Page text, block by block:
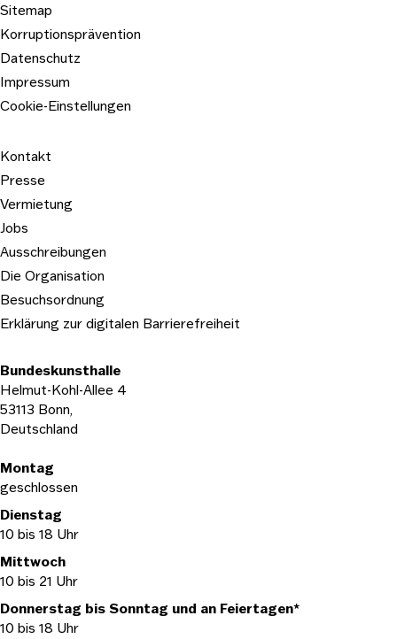
Sitemap
Korruptionsprävention
Datenschutz
Impressum
Cookie-Einstellungen
Kontakt
Presse
Vermietung
Jobs
Ausschreibungen
Die Organisation
Besuchsordnung
Erklärung zur digitalen Barrierefreiheit
Bundeskunsthalle
Helmut-Kohl-Allee 4
53113 Bonn,
Deutschland
Öffnungszeiten
Montag
geschlossen
Dienstag
10 bis 18 Uhr
Mittwoch
10 bis 21 Uhr
Donnerstag bis Sonntag und an Feiertagen*
10 bis 18 Uhr